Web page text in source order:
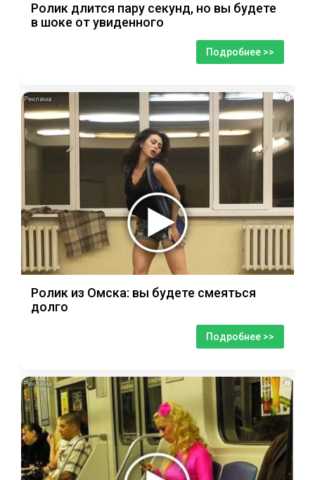
Ролик длится пару секунд, но вы будете
в шоке от увиденного
Подробнее >>
i
Ролик из Омска: вы будете смеяться
долго
Подробнее >>
i